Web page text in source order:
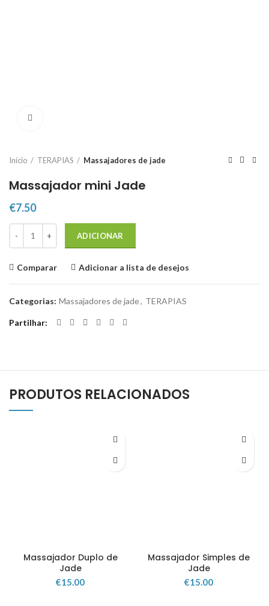
Início TERAPIAS Massajadores de jade
Massajador mini Jade
€7.50
ADICIONAR
Comparar Adicionar a lista de desejos
Categorias: Massajadores de jade, TERAPIAS
Partilhar
PRODUTOS RELACIONADOS
Massajador Duplo de
Jade
€15.00
Massajador Simples de
Jade
€15.00